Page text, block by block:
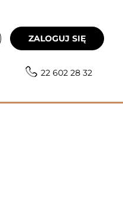
ZALOGUJ SIĘ
22 602 28 32